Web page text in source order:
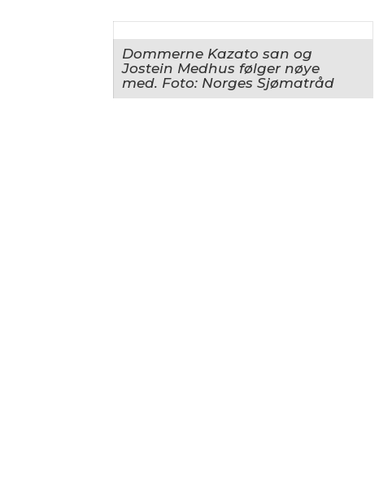
Dommerne Kazato san og
Jostein Medhus følger nøye
med. Foto: Norges Sjømatråd